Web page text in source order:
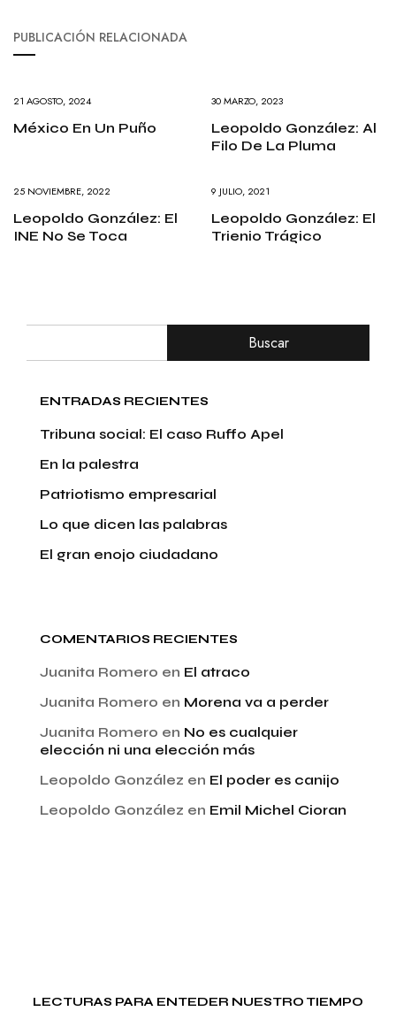
PUBLICACIÓN RELACIONADA
21 AGOSTO, 2024
México En Un Puño
30 MARZO, 2023
Leopoldo González: Al
Filo De La Pluma
25 NOVIEMBRE, 2022
Leopoldo González: El
INE No Se Toca
9 JULIO, 2021
Leopoldo González: El
Trienio Trágico
Buscar
ENTRADAS RECIENTES
Tribuna social: El caso Ruffo Apel
En la palestra
Patriotismo empresarial
Lo que dicen las palabras
El gran enojo ciudadano
COMENTARIOS RECIENTES
Juanita Romero en El atraco
Juanita Romero en Morena va a perder
Juanita Romero en No es cualquier
elección ni una elección más
Leopoldo González en El poder es canijo
Leopoldo González en Emil Michel Cioran
LECTURAS PARA ENTEDER NUESTRO TIEMPO